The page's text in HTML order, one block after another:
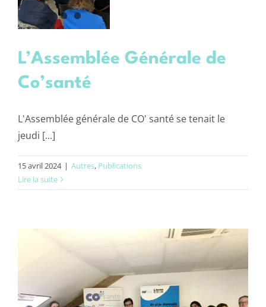
L’Assemblée Générale de
Co’santé
L'Assemblée générale de CO' santé se tenait le
jeudi [...]
15 avril 2024 | Autres, Publications
Lire la suite